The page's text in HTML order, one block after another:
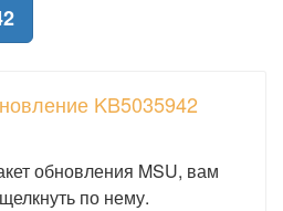
KB5035942
обновления MSU, вам
по нему.